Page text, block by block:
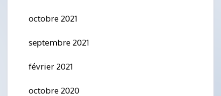
octobre 2021
septembre 2021
février 2021
octobre 2020